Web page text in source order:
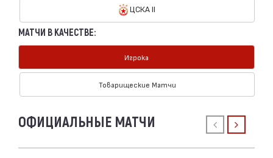
ЦСКА II
МАТЧИ В КАЧЕСТВЕ:
Игрока
Товарищеские Матчи
ОФИЦИАЛЬНЫЕ МАТЧИ